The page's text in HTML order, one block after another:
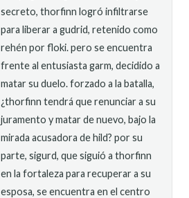
secreto, thorfinn logró infiltrarse
para liberar a gudrid, retenido como
rehén por floki. pero se encuentra
frente al entusiasta garm, decidido a
matar su duelo. forzado a la batalla,
¿thorfinn tendrá que renunciar a su
juramento y matar de nuevo, bajo la
mirada acusadora de hild? por su
parte, sigurd, que siguió a thorfinn
en la fortaleza para recuperar a su
esposa, se encuentra en el centro